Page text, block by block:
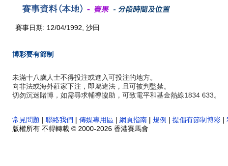
賽事日期: 12/04/1992, 沙田
博彩要有節制
未滿十八歲人士不得投注或進入可投注的地方。
向非法或海外莊家下注，即屬違法，且可被判監禁。
切勿沉迷賭博，如需尋求輔導協助，可致電平和基金熱線1834 633。
常見問題 | 聯絡我們 | 傳媒專用區 | 網頁指南 | 規例 | 提倡有節制博彩 |
版權所有 不得轉載 © 2000-2026 香港賽馬會